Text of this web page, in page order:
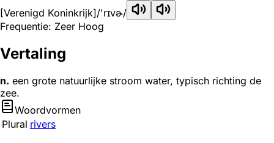
[Verenigd Koninkrijk]/'rɪvɚ/
Frequentie: Zeer Hoog
Vertaling
n. een grote natuurlijke stroom water, typisch richting de
zee.
Woordvormen
Plural rivers